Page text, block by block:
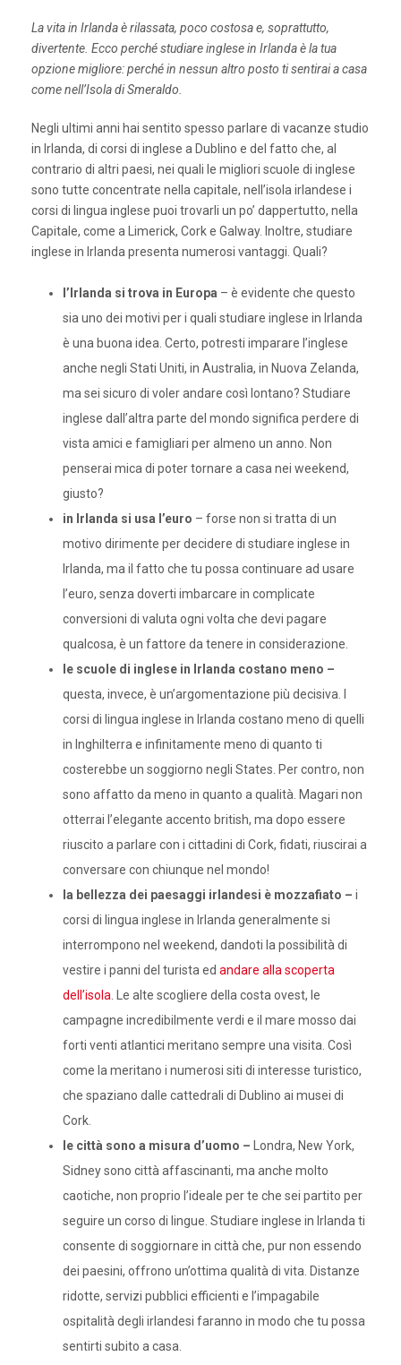
La vita in Irlanda è rilassata, poco costosa e, soprattutto,
divertente. Ecco perché studiare inglese in Irlanda è la tua
opzione migliore: perché in nessun altro posto ti sentirai a casa
come nell’Isola di Smeraldo.
Negli ultimi anni hai sentito spesso parlare di vacanze studio
in Irlanda, di corsi di inglese a Dublino e del fatto che, al
contrario di altri paesi, nei quali le migliori scuole di inglese
sono tutte concentrate nella capitale, nell’isola irlandese i
corsi di lingua inglese puoi trovarli un po’ dappertutto, nella
Capitale, come a Limerick, Cork e Galway. Inoltre, studiare
inglese in Irlanda presenta numerosi vantaggi. Quali?
l’Irlanda si trova in Europa – è evidente che questo
sia uno dei motivi per i quali studiare inglese in Irlanda
è una buona idea. Certo, potresti imparare l’inglese
anche negli Stati Uniti, in Australia, in Nuova Zelanda,
ma sei sicuro di voler andare così lontano? Studiare
inglese dall’altra parte del mondo significa perdere di
vista amici e famigliari per almeno un anno. Non
penserai mica di poter tornare a casa nei weekend,
giusto?
in Irlanda si usa l’euro – forse non si tratta di un
motivo dirimente per decidere di studiare inglese in
Irlanda, ma il fatto che tu possa continuare ad usare
l’euro, senza doverti imbarcare in complicate
conversioni di valuta ogni volta che devi pagare
qualcosa, è un fattore da tenere in considerazione.
le scuole di inglese in Irlanda costano meno –
questa, invece, è un’argomentazione più decisiva. I
corsi di lingua inglese in Irlanda costano meno di quelli
in Inghilterra e infinitamente meno di quanto ti
costerebbe un soggiorno negli States. Per contro, non
sono affatto da meno in quanto a qualità. Magari non
otterrai l’elegante accento british, ma dopo essere
riuscito a parlare con i cittadini di Cork, fidati, riuscirai a
conversare con chiunque nel mondo!
la bellezza dei paesaggi irlandesi è mozzafiato – i
corsi di lingua inglese in Irlanda generalmente si
interrompono nel weekend, dandoti la possibilità di
vestire i panni del turista ed andare alla scoperta
dell’isola . Le alte scogliere della costa ovest, le
campagne incredibilmente verdi e il mare mosso dai
forti venti atlantici meritano sempre una visita. Così
come la meritano i numerosi siti di interesse turistico,
che spaziano dalle cattedrali di Dublino ai musei di
Cork.
le città sono a misura d’uomo – Londra, New York,
Sidney sono città affascinanti, ma anche molto
caotiche, non proprio l’ideale per te che sei partito per
seguire un corso di lingue. Studiare inglese in Irlanda ti
consente di soggiornare in città che, pur non essendo
dei paesini, offrono un’ottima qualità di vita. Distanze
ridotte, servizi pubblici efficienti e l’impagabile
ospitalità degli irlandesi faranno in modo che tu possa
sentirti subito a casa.